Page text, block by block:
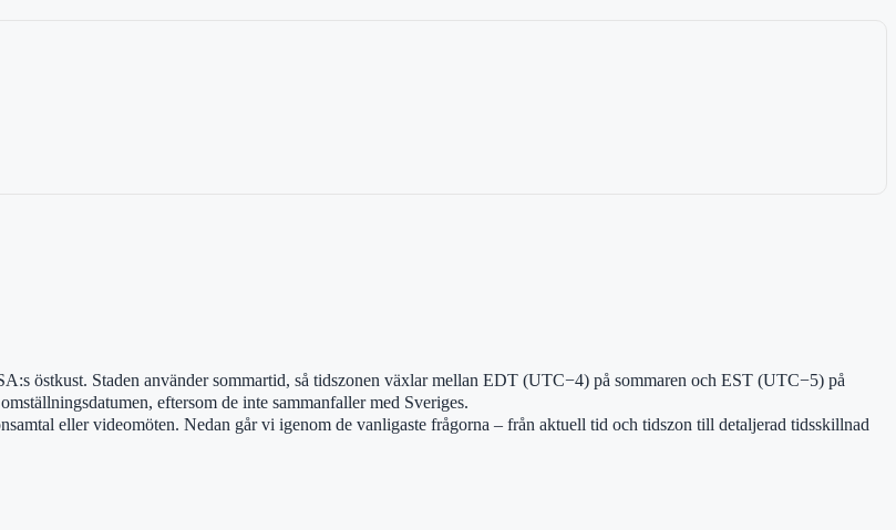
östkust. Staden använder sommartid, så tidszonen växlar mellan EDT (UTC−4) på sommaren och EST (UTC−5) på
eftersom de inte sammanfaller med Sveriges.
eller videomöten. Nedan går vi igenom de vanligaste frågorna – från aktuell tid och tidszon till detaljerad tidsskillnad